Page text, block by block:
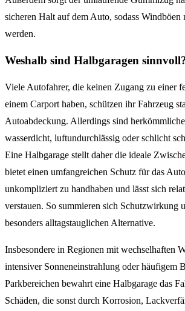
sicheren Halt auf dem Auto, sodass Windböen
werden.
Weshalb sind Halbgaragen
Viele Autofahrer, die keinen Zugang zu einer
einem Carport haben, schützen ihr Fahrzeug
Autoabdeckung. Allerdings sind
wasserdicht, luftundurchlässig oder schlicht
Eine Halbgarage stellt daher die ideale
bietet einen umfangreichen Schutz für das
unkompliziert zu handhaben und lässt sich
verstauen. So summieren sich Schutzwirkung
besonders alltagstauglichen Alternative.
Insbesondere in Regionen mit wechselhaften
intensiver Sonneneinstrahlung oder häufigem
Parkbereichen bewahrt eine Halbgarage das
Schäden, die sonst durch Korrosion,